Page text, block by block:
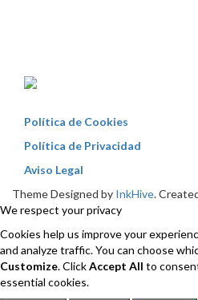
Política de Cookies
Política de Privacidad
Aviso Legal
Theme Designed by InkHive.
We respect your privacy
Cookies help us improve your
and analyze traffic. You can choose
Customize. ClickAccept All to
essential cookies.